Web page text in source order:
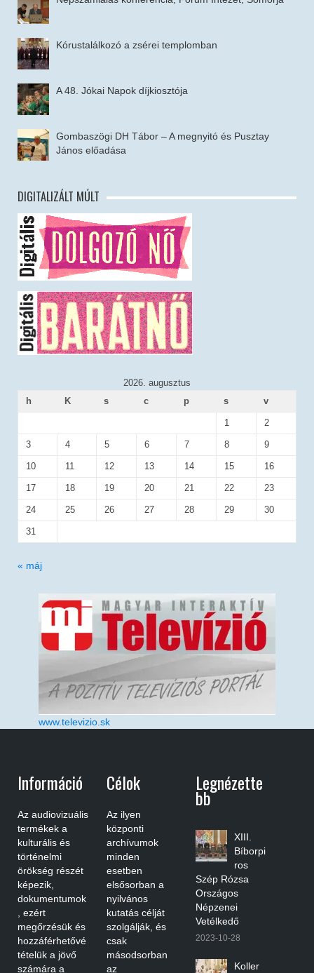
Kórustalálkozó a zsérei templomban
A 48. Jókai Napok díjkiosztója
Gombaszögi DH Tábor – A megnyitó és Pusztay
János előadása
DIGITALIZÁLT MÚLT
2026. augusztus
h
K s c p s v
1 2
3 4 5 6 7 8 9
10 11 12 13 14 15 16
17 18 19 20 21 22 23
24 25 26 27 28 29 30
31
« máj
www.televizio.sk
Információ
Az audiovizuális
termékek a
kulturális és
történelmi
örökség részét
képezik,
dokumentumok
, ezért
megőrzésük és
hozzáférhetővé
tételük a jövő
számára a
Célok
Az ilyen
központi
archívumok
minden
esetben
elsősorban a
nyilvános
kutatás célját
szolgálják, és
csak
másodsorban
az
Legnézette
Bb
XIII.
Bíborpi
ros
Szép Rózsa
Országos
Népzenei
Vetélkedő
2023-10-28
Koller